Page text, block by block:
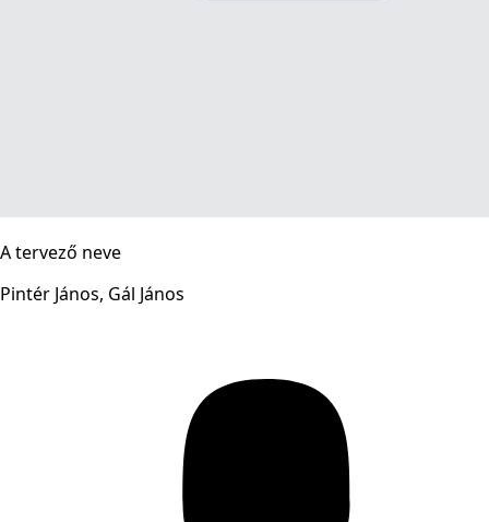
A tervező neve
Pintér János, Gál János